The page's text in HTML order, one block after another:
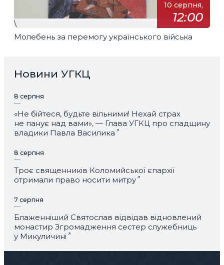
10 серпня,
12:00
\
Молебень за перемогу українського війська
Новини УГКЦ
8 серпня
«Не бійтеся, будьте вільними! Нехай страх
не панує над вами», — Глава УГКЦ про спадщину
владики Павла Василика
8 серпня
Троє священників Коломийської єпархії
отримали право носити митру
7 серпня
Блаженніший Святослав відвідав відновлений
монастир Згромадження сестер служебниць
у Микуличині